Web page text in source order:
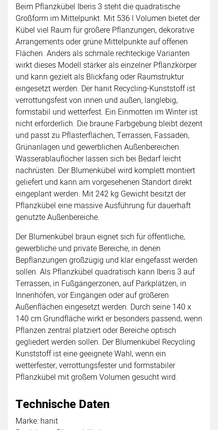
Beim Pflanzkübel Iberis 3 steht die quadratische
Großform im Mittelpunkt. Mit 536 l Volumen bietet der
Kübel viel Raum für größere Pflanzungen, dekorative
Arrangements oder grüne Mittelpunkte auf offenen
Flächen. Anders als schmale rechteckige Varianten
wirkt dieses Modell stärker als einzelner Pflanzkörper
und kann gezielt als Blickfang oder Raumstruktur
eingesetzt werden. Der hanit Recycling-Kunststoff ist
verrottungsfest von innen und außen, langlebig,
formstabil und wetterfest. Ein Einmotten im Winter ist
nicht erforderlich. Die braune Farbgebung bleibt dezent
und passt zu Pflasterflächen, Terrassen, Fassaden,
Grünanlagen und gewerblichen Außenbereichen.
Wasserablauflöcher lassen sich bei Bedarf leicht
nachrüsten. Der Blumenkübel wird komplett montiert
geliefert und kann am vorgesehenen Standort direkt
eingeplant werden. Mit 242 kg Gewicht besitzt der
Pflanzkübel eine massive Ausführung für dauerhaft
genutzte Außenbereiche.
Der Blumenkübel braun eignet sich für öffentliche,
gewerbliche und private Bereiche, in denen
Bepflanzungen großzügig und klar eingefasst werden
sollen. Als Pflanzkübel quadratisch kann Iberis 3 auf
Terrassen, in Fußgängerzonen, auf Parkplätzen, in
Innenhöfen, vor Eingängen oder auf größeren
Außenflächen eingesetzt werden. Durch seine 140 x
140 cm Grundfläche wirkt er besonders passend, wenn
Pflanzen zentral platziert oder Bereiche optisch
gegliedert werden sollen. Der Blumenkübel Recycling
Kunststoff ist eine geeignete Wahl, wenn ein
wetterfester, verrottungsfester und formstabiler
Pflanzkübel mit großem Volumen gesucht wird.
Technische Daten
Marke: hanit